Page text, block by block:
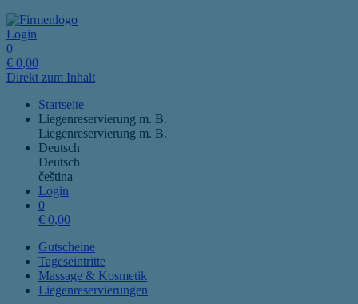
Login
0
€ 0,00
Direkt zum Inhalt
Startseite
Liegenreservierung m. B.
Liegenreservierung m. B.
Deutsch
Deutsch
čeština
Login
0
€ 0,00
Gutscheine
Tageseintritte
Massage & Kosmetik
Liegenreservierungen